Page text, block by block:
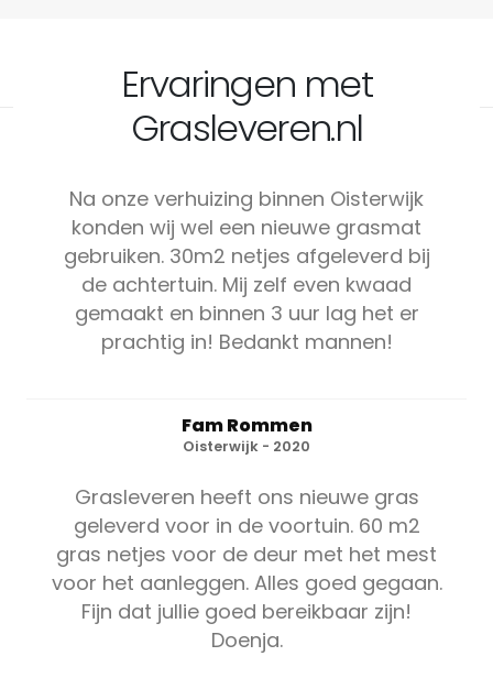
Ervaringen met
Grasleveren.nl
Na onze verhuizing binnen Oisterwijk
konden wij wel een nieuwe grasmat
gebruiken. 30m2 netjes afgeleverd bij
de achtertuin. Mij zelf even kwaad
gemaakt en binnen 3 uur lag het er
prachtig in! Bedankt mannen!
Fam Rommen
Oisterwijk - 2020
Grasleveren heeft ons nieuwe gras
geleverd voor in de voortuin. 60 m2
gras netjes voor de deur met het mest
voor het aanleggen. Alles goed gegaan.
Fijn dat jullie goed bereikbaar zijn!
Doenja.